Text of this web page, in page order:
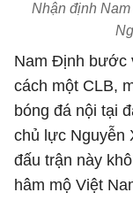
Nhận định
Nam Định bước
cách một CLB,
bóng đá nội tại
chủ lực Nguyễn
đấu trận này
hâm mộ Việt